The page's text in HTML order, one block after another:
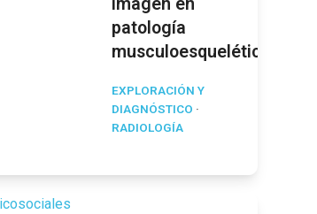
patología
musculoesquelética
EXPLORACIÓN Y
DIAGNÓSTICO ·
RADIOLOGÍA